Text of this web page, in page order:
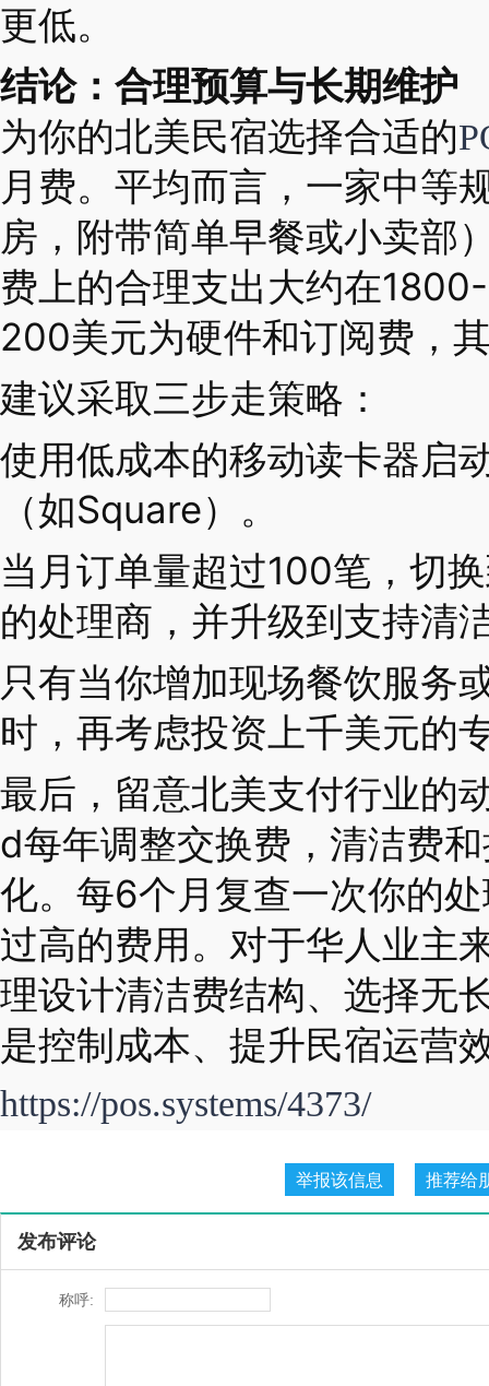
更低。
结论：合理预算与长期维护
为你的北美民宿选择合适的
月费。平均而言，一家中等
房，附带简单早餐或小卖部
费上的合理支出大约在
200美元为硬件和订阅费，
建议采取三步走策略：
使用低成本的移动读卡器启
（如Square）。
当月订单量超过100笔，切
的处理商，并升级到支持清
只有当你增加现场餐饮服务
时，再考虑投资上千美元的
最后，留意北美支付行业
d每年调整交换费，清洁费
化。每6个月复查一次你的
过高的费用。对于华人业主
理设计清洁费结构、选择无
是控制成本、提升民宿运营
https://pos.systems/4373/
发布评论
称呼: